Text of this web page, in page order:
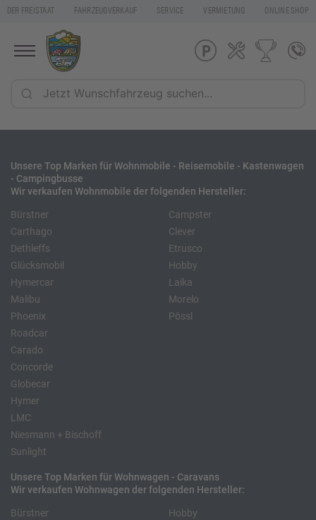
DER FREISTAAT FAHRZEUGVERKAUF SERVICE VERMIETUNG ONLINE SHOP
Unsere Top Marken für Wohnmobile - Reisemobile - Kastenwagen
- Campingbusse
Wir verkaufen Wohnmobile der folgenden Hersteller:
Bürstner
Carthago
Dethleffs
Glücksmobil
Hymercar
Malibu
Phoenix
Roadcar
Campster
Clever
Etrusco
Hobby
Laika
Morelo
Pössl
Carado
Concorde
Globecar
Hymer
LMC
Niesmann + Bischoff
Sunlight
Unsere Top Marken für Wohnwagen - Caravans
Wir verkaufen Wohnwagen der folgenden Hersteller:
Bürstner
Hobby